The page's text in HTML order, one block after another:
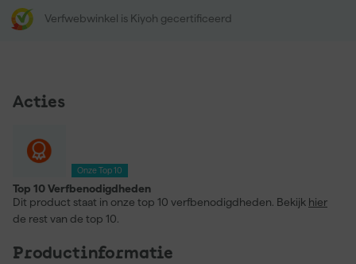
Verfwebwinkel is Kiyoh gecertificeerd
Acties
Onze Top 10
Top 10 Verfbenodigdheden
Dit product staat in onze top 10 verfbenodigdheden. Bekijk hier
de rest van de top 10.
Productinformatie